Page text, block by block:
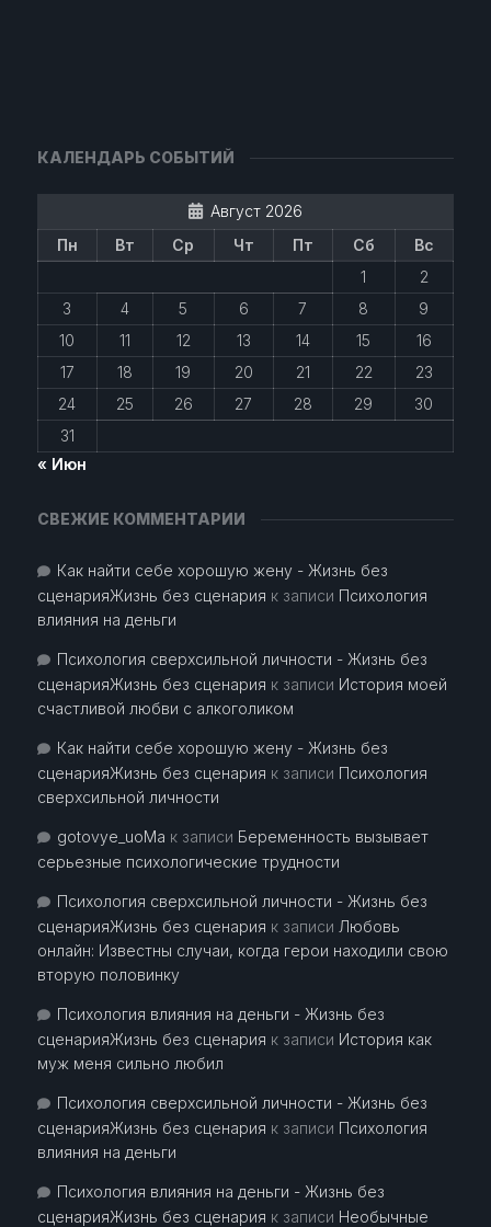
КАЛЕНДАРЬ СОБЫТИЙ
Август 2026
Пн
Вт Ср Чт Пт Сб
Вс
1
2
3
4 5 6 7 8
9
10
11 12 13 14 15
16
17
18 19 20 21 22
23
24
25 26 27 28 29
30
31
« Июн
СВЕЖИЕ КОММЕНТАРИИ
Как найти себе хорошую жену - Жизнь без
сценарияЖизнь без сценария к записи Психология
влияния на деньги
Психология сверхсильной личности - Жизнь без
сценарияЖизнь без сценария к записи История моей
счастливой любви с алкоголиком
Как найти себе хорошую жену - Жизнь без
сценарияЖизнь без сценария к записи Психология
сверхсильной личности
gotovye_uoMa к записи Беременность вызывает
серьезные психологические трудности
Психология сверхсильной личности - Жизнь без
сценарияЖизнь без сценария к записи Любовь
онлайн: Известны случаи, когда герои находили свою
вторую половинку
Психология влияния на деньги - Жизнь без
сценарияЖизнь без сценария к записи История как
муж меня сильно любил
Психология сверхсильной личности - Жизнь без
сценарияЖизнь без сценария к записи Психология
влияния на деньги
Психология влияния на деньги - Жизнь без
сценарияЖизнь без сценария к записи Необычные